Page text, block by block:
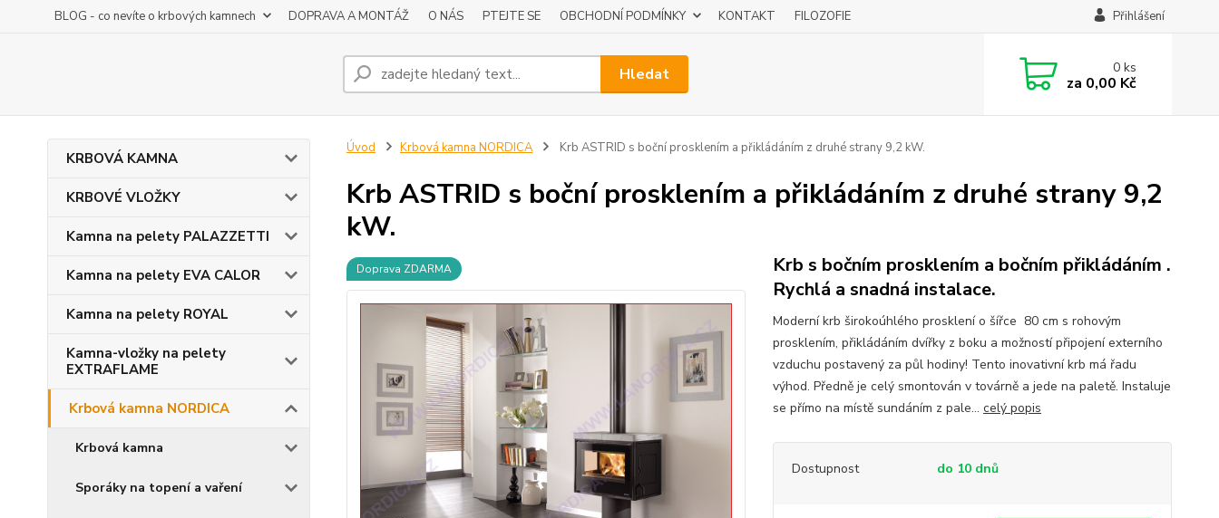
BLOG - co nevíte o krbových kamnech DOPRAVA A MONTÁŽ O NÁS PTEJTE SE OBCHODNÍ PODMÍNKY KONTAKT FILOZOFIE Přihlášení
Hledat 0ks
za 0,00 Kč
KRBOVÁ KAMNA
KRBOVÉ VLOŽKY
Kamna na pelety PALAZZETTI
Kamna na pelety EVA CALOR
Kamna na pelety ROYAL
Kamna-vložky na pelety
EXTRAFLAME
Krbová kamna NORDICA
Krbová kamna
Sporáky na topení a vaření
Úvod Krbová kamna NORDICA Krb ASTRID s boční prosklením a přikládáním z druhé strany 9,2 kW.
Krb ASTRID s boční prosklením a přikládáním z druhé strany 9,2
kW.
Doprava ZDARMA
Krb s bočním prosklením a bočním přikládáním .
Rychlá a snadná instalace.
Moderní krb širokoúhlého prosklení o šířce 80 cm s rohovým
prosklením, přikládáním dvířky z boku a možností připojení externího
vzduchu postavený za půl hodiny! Tento inovativní krb má řadu
výhod. Předně je celý smontován v továrně a jede na paletě. Instaluje
se přímo na místě sundáním z pale... celý popis
Dostupnost do 10 dnů